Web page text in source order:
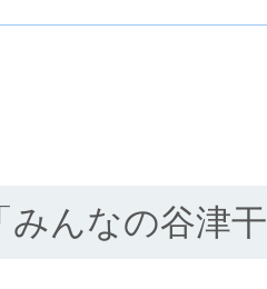
みんなの谷津